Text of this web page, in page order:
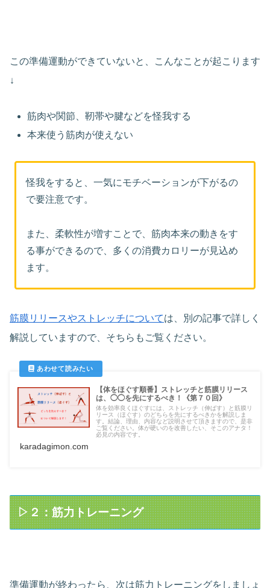
この準備運動ができていないと、こんなことが起こります
↓
筋肉や関節、靭帯や腱などを怪我する
本来使う筋肉が使えない
怪我をすると、一気にモチベーションが下がるの
で要注意です。
また、柔軟性が増すことで、筋肉本来の動きをす
る事ができるので、多くの消費カロリーが見込め
ます。
筋膜リリースやストレッチについては、別の記事で詳しく
解説していますので、そちらもご覧ください。
【体をほぐす順番】ストレッチと筋膜リリース
は、◯◯を先にするべき！《第７０回》
体を効率良くほぐすには、ストレッチ（伸ばす）と筋膜リ
リース（ほぐす）のどちらを先にするべきかを解説しま
す。結論、理由、内容など説明させて頂きますので、是非
ご覧ください。体が硬いのを改善したい、そこのアナタ！
必見の内容です。
karadagimon.com
▷２：筋力トレーニング
準備運動が終わったら、次は筋力トレーニングをしましょ